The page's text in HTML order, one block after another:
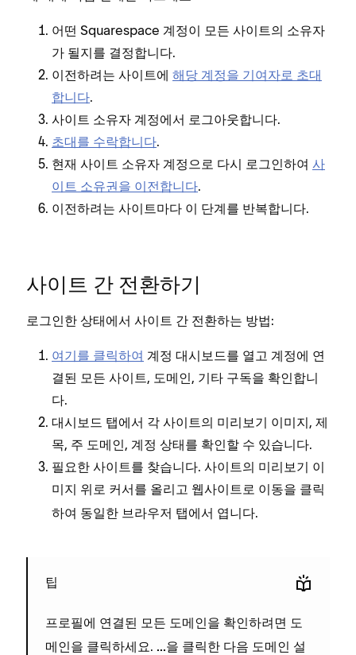
어떤 Squarespace 계정이 모든 사이트의 소유자
가 될지를 결정합니다.
이전하려는 사이트에 해당 계정을 기여자로 초대
합니다.
사이트 소유자 계정에서 로그아웃합니다.
초대를 수락합니다.
현재 사이트 소유자 계정으로 다시 로그인하여 사
이트 소유권을 이전합니다.
이전하려는 사이트마다 이 단계를 반복합니다.
사이트 간 전환하기
로그인한 상태에서 사이트 간 전환하는 방법:
여기를 클릭하여 계정 대시보드를 열고 계정에 연
결된 모든 사이트, 도메인, 기타 구독을 확인합니
다.
대시보드 탭에서 각 사이트의 미리보기 이미지, 제
목, 주 도메인, 계정 상태를 확인할 수 있습니다.
필요한 사이트를 찾습니다. 사이트의 미리보기 이
미지 위로 커서를 올리고 웹사이트로 이동을 클릭
하여 동일한 브라우저 탭에서 엽니다.
팁
프로필에 연결된 모든 도메인을 확인하려면 도
메인을 클릭하세요. ...을 클릭한 다음 도메인 설